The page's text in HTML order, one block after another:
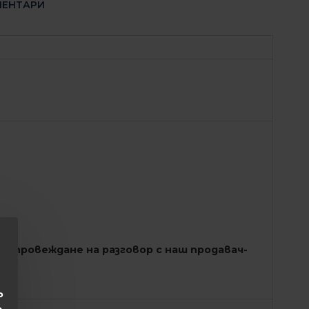
провеждане на разговор с наш продавач-